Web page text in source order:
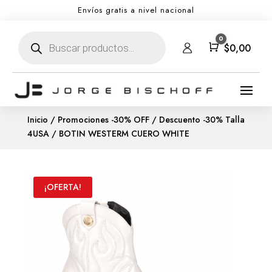
Envíos gratis a nivel nacional
productos Carro
0
$0,00
Inicio / Promociones -30% OFF/ Descuento -30% Talla
4USA/ BOTIN WESTERM CUERO WHITE
¡OFERTA!